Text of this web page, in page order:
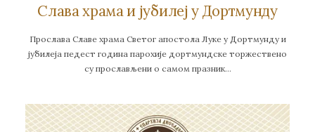
Слава храма и јубилеј у Дортмунду
Прослава Славе храма Светог апостола Луке у Дортмунду и
јубилеја педест година парохије дортмундске торжествено
су прослављени о самом празник…